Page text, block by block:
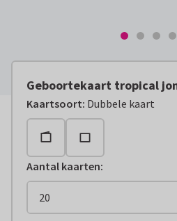
Geboortekaart tropical
Kaartsoort: Dubbele kaart
Aantal kaarten: